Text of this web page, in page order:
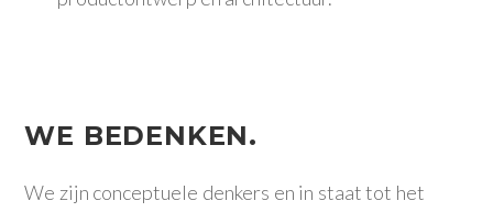
WE BEDENKEN.
We zijn conceptuele denkers en in staat tot het